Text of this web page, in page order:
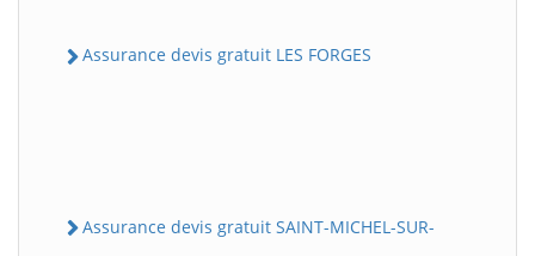
Assurance devis gratuit LES FORGES
Assurance devis gratuit SAINT-MICHEL-SUR-